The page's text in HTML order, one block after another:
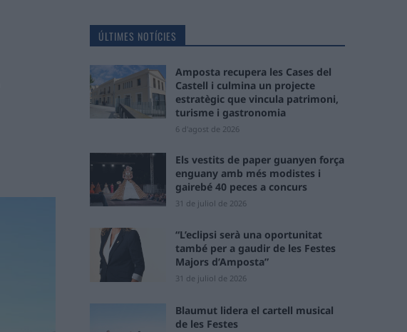
ÚLTIMES NOTÍCIES
Amposta recupera les Cases del
Castell i culmina un projecte
estratègic que vincula patrimoni,
turisme i gastronomia
6 d'agost de 2026
Els vestits de paper guanyen força
enguany amb més modistes i
gairebé 40 peces a concurs
31 de juliol de 2026
“L’eclipsi serà una oportunitat
també per a gaudir de les Festes
Majors d’Amposta”
31 de juliol de 2026
Blaumut lidera el cartell musical
de les Festes